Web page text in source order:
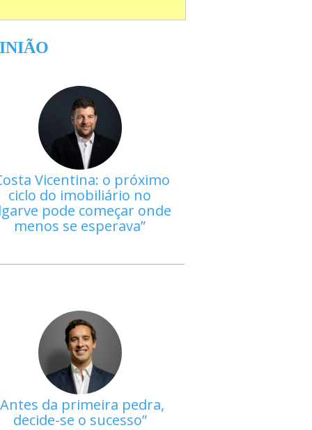
Vicentina: o próximo
ciclo do imobiliário no
pode começar onde
menos se esperava
Antes da primeira pedra,
decide-se o sucesso